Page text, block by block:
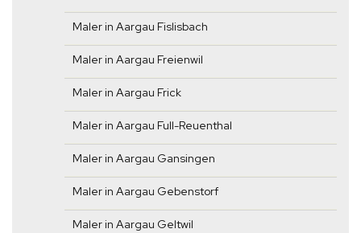
Maler in Aargau Fislisbach
Maler in Aargau Freienwil
Maler in Aargau Frick
Maler in Aargau Full-Reuenthal
Maler in Aargau Gansingen
Maler in Aargau Gebenstorf
Maler in Aargau Geltwil